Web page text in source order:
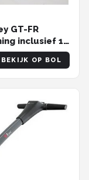
GT-FR
inclusief 12
BEKIJK OP BOL